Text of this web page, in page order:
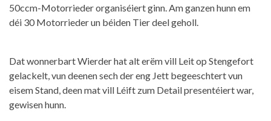
50ccm-Motorrieder organiséiert ginn. Am ganzen hunn em
déi 30 Motorrieder un béiden Tier deel geholl.
Dat wonnerbart Wierder hat alt erëm vill Leit op Stengefort
gelackelt, vun deenen sech der eng Jett begeeschtert vun
eisem Stand, deen mat vill Léift zum Detail presentéiert war,
gewisen hunn.